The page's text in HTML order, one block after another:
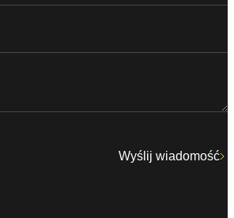
Wyślij wiadomość